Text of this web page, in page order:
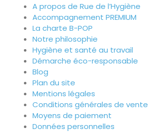
A propos de Rue de l’Hygiène
Accompagnement PREMIUM
La charte B-POP
Notre philosophie
Hygiène et santé au travail
Démarche éco-responsable
Blog
Plan du site
Mentions légales
Conditions générales de vente
Moyens de paiement
Données personnelles